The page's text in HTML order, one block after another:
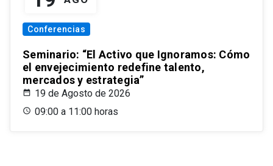
Conferencias
Seminario: “El Activo que Ignoramos: Cómo
el envejecimiento redefine talento,
mercados y estrategia”
19 de Agosto de 2026
09:00 a 11:00 horas